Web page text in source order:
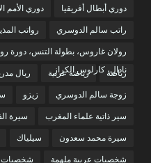
دوري أبطال أفريقيا دوري الأمم
راتب سالم الدوسري رواتب
رولان غاروس، بطولة التنس، دورة
نادال، كارلوس الكراز
رياضة رياضة عربية ريال
زوجة سالم الدوسري زيزو
سير ذاتية علماء المغرب سيرة
سيرة محمد سعدون سيلياك
شخصيات عربية ملهمة شخصيات